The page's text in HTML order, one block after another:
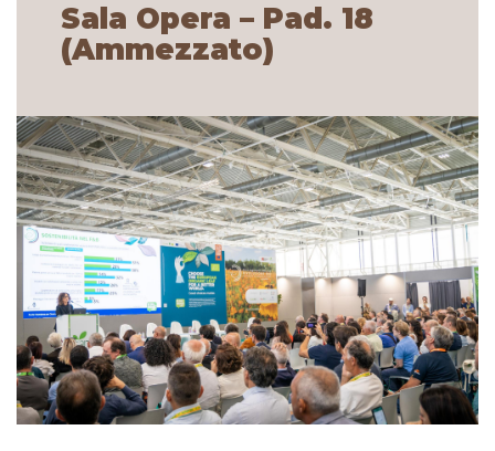
Sala Opera – Pad. 18
(Ammezzato)